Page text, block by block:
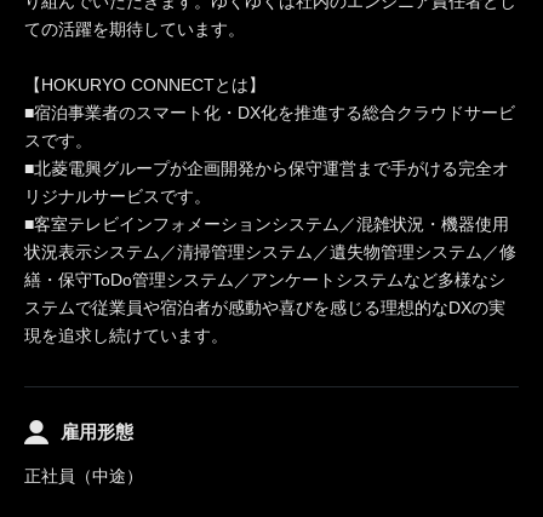
ての活躍を期待しています。
【HOKURYO CONNECTとは】
■宿泊事業者のスマート化・DX化を推進する総合クラウドサービ
スです。
■北菱電興グループが企画開発から保守運営まで手がける完全オ
リジナルサービスです。
■客室テレビインフォメーションシステム／混雑状況・機器使用
状況表示システム／清掃管理システム／遺失物管理システム／修
繕・保守ToDo管理システム／アンケートシステムなど多様なシ
ステムで従業員や宿泊者が感動や喜びを感じる理想的なDXの実
現を追求し続けています。
雇用形態
正社員（中途）